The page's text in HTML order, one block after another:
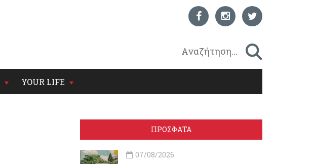
YOUR LIFE
ΠΡΟΣΦΑΤΑ
07/08/2026